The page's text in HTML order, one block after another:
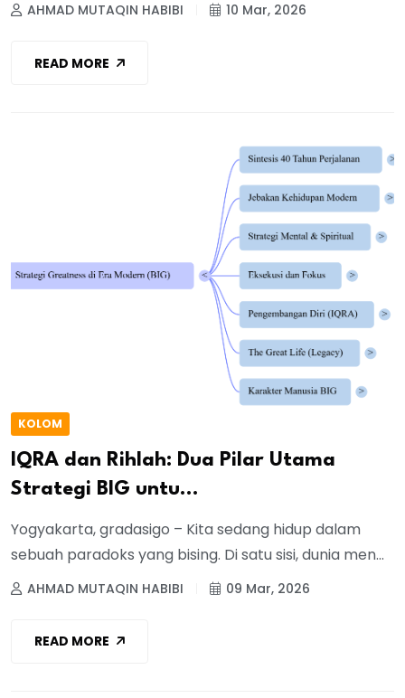
AHMAD MUTAQIN HABIBI 10 Mar, 2026
READ MORE
KOLOM
IQRA dan Rihlah: Dua Pilar Utama
Strategi BIG untu...
Yogyakarta, gradasigo – Kita sedang hidup dalam
sebuah paradoks yang bising. Di satu sisi, dunia men...
AHMAD MUTAQIN HABIBI 09 Mar, 2026
READ MORE